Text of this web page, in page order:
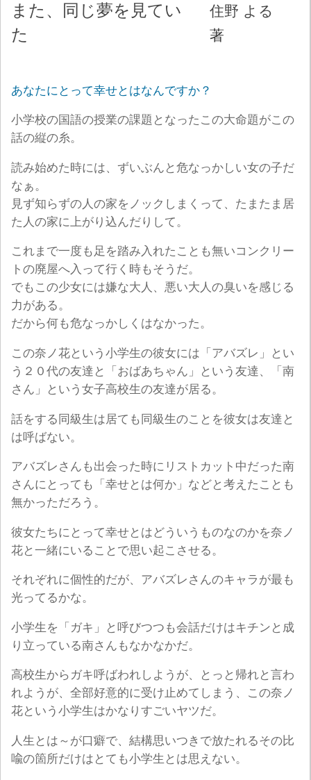
また、同じ夢を見てい
た
住野 よる
著
あなたにとって幸せとはなんですか？
小学校の国語の授業の課題となったこの大命題がこの
話の縦の糸。
読み始めた時には、ずいぶんと危なっかしい女の子だ
なぁ。
見ず知らずの人の家をノックしまくって、たまたま居
た人の家に上がり込んだりして。
これまで一度も足を踏み入れたことも無いコンクリー
トの廃屋へ入って行く時もそうだ。
でもこの少女には嫌な大人、悪い大人の臭いを感じる
力がある。
だから何も危なっかしくはなかった。
この奈ノ花という小学生の彼女には「アバズレ」とい
う２０代の友達と「おばあちゃん」という友達、「南
さん」という女子高校生の友達が居る。
話をする同級生は居ても同級生のことを彼女は友達と
は呼ばない。
アバズレさんも出会った時にリストカット中だった南
さんにとっても「幸せとは何か」などと考えたことも
無かっただろう。
彼女たちにとって幸せとはどういうものなのかを奈ノ
花と一緒にいることで思い起こさせる。
それぞれに個性的だが、アバズレさんのキャラが最も
光ってるかな。
小学生を「ガキ」と呼びつつも会話だけはキチンと成
り立っている南さんもなかなかだ。
高校生からガキ呼ばわれしようが、とっと帰れと言わ
れようが、全部好意的に受け止めてしまう、この奈ノ
花という小学生はかなりすごいヤツだ。
人生とは～が口癖で、結構思いつきで放たれるその比
喩の箇所だけはとても小学生とは思えない。